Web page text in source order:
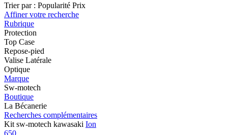
Trier par : Popularité Prix
Affiner votre recherche
Rubrique
Protection
Top Case
Repose-pied
Valise Latérale
Optique
Marque
Sw-motech
Boutique
La Bécanerie
Recherches complémentaires
Kit sw-motech kawasaki Ion
650